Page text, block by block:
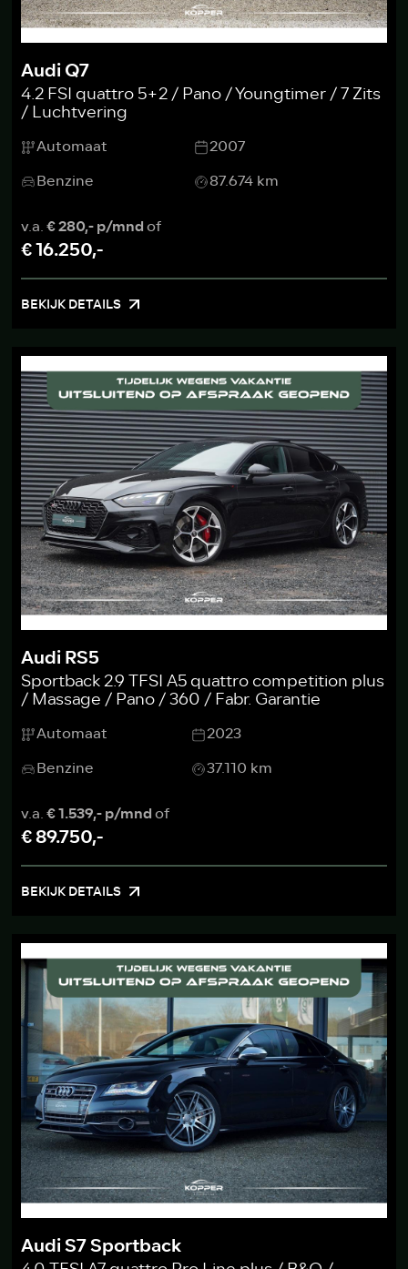
Audi Q7
4.2 FSI quattro 5+2 / Pano / Youngtimer / 7 Zits
/ Luchtvering
Automaat
2007
Benzine
87.674 km
v.a.€ 280,- p/mndof
€ 16.250,-
BEKIJK DETAILS
Audi RS5
Sportback 2.9 TFSI A5 quattro competition plus
/ Massage / Pano / 360 / Fabr. Garantie
Automaat
2023
Benzine
37.110 km
v.a.€ 1.539,- p/mndof
€ 89.750,-
BEKIJK DETAILS
Audi S7 Sportback